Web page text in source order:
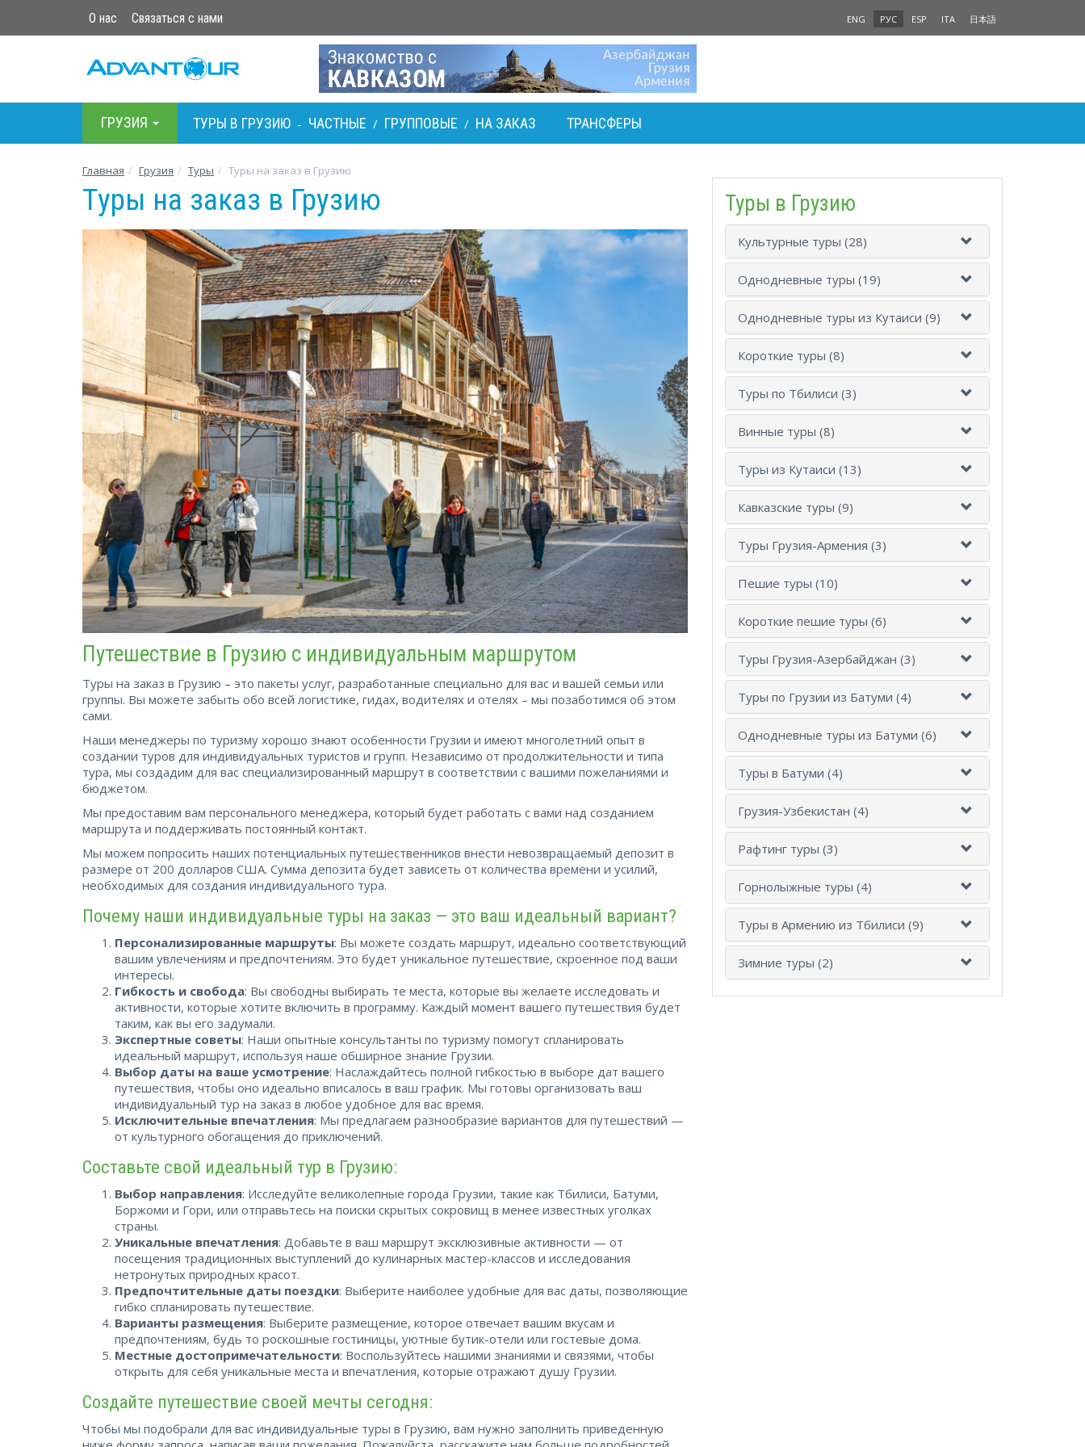
О нас Связаться с нами ENG РУС ESP ITA 日本語
ГРУЗИЯ ТУРЫ В ГРУЗИЮ - ЧАСТНЫЕ / ГРУППОВЫЕ / НА ЗАКАЗ ТРАНСФЕРЫ
Главная Грузия Туры Туры на заказ в Грузию
Туры на заказ в Грузию
Путешествие в Грузию с индивидуальным маршрутом
Туры на заказ в Грузию – это пакеты услуг, разработанные специально для вас и вашей семьи или
группы. Вы можете забыть обо всей логистике, гидах, водителях и отелях – мы позаботимся об этом
сами.
Наши менеджеры по туризму хорошо знают особенности Грузии и имеют многолетний опыт в
создании туров для индивидуальных туристов и групп. Независимо от продолжительности и типа
тура, мы создадим для вас специализированный маршрут в соответствии с вашими пожеланиями и
бюджетом.
Мы предоставим вам персонального менеджера, который будет работать с вами над созданием
маршрута и поддерживать постоянный контакт.
Мы можем попросить наших потенциальных путешественников внести невозвращаемый депозит в
размере от 200 долларов США. Сумма депозита будет зависеть от количества времени и усилий,
необходимых для создания индивидуального тура.
Почему наши индивидуальные туры на заказ — это ваш идеальный вариант?
Персонализированные маршруты: Вы можете создать маршрут, идеально соответствующий
вашим увлечениям и предпочтениям. Это будет уникальное путешествие, скроенное под ваши
интересы.
Гибкость и свобода: Вы свободны выбирать те места, которые вы желаете исследовать и
активности, которые хотите включить в программу. Каждый момент вашего путешествия будет
таким, как вы его задумали.
Экспертные советы: Наши опытные консультанты по туризму помогут спланировать
идеальный маршрут, используя наше обширное знание Грузии.
Выбор даты на ваше усмотрение: Наслаждайтесь полной гибкостью в выборе дат вашего
путешествия, чтобы оно идеально вписалось в ваш график. Мы готовы организовать ваш
индивидуальный тур на заказ в любое удобное для вас время.
Исключительные впечатления: Мы предлагаем разнообразие вариантов для путешествий —
от культурного обогащения до приключений.
Составьте свой идеальный тур в Грузию:
Выбор направления: Исследуйте великолепные города Грузии, такие как Тбилиси, Батуми,
Боржоми и Гори, или отправьтесь на поиски скрытых сокровищ в менее известных уголках
страны.
Уникальные впечатления: Добавьте в ваш маршрут эксклюзивные активности — от
посещения традиционных выступлений до кулинарных мастер-классов и исследования
нетронутых природных красот.
Предпочтительные даты поездки: Выберите наиболее удобные для вас даты, позволяющие
гибко спланировать путешествие.
Варианты размещения: Выберите размещение, которое отвечает вашим вкусам и
предпочтениям, будь то роскошные гостиницы, уютные бутик-отели или гостевые дома.
Местные достопримечательности: Воспользуйтесь нашими знаниями и связями, чтобы
открыть для себя уникальные места и впечатления, которые отражают душу Грузии.
Создайте путешествие своей мечты сегодня:
Чтобы мы подобрали для вас индивидуальные туры в Грузию, вам нужно заполнить приведенную
Туры в Грузию
Культурные туры (28)
Однодневные туры (19)
Однодневные туры из Кутаиси (9)
Короткие туры (8)
Туры по Тбилиси (3)
Винные туры (8)
Туры из Кутаиси (13)
Кавказские туры (9)
Туры Грузия-Армения (3)
Пешие туры (10)
Короткие пешие туры (6)
Туры Грузия-Азербайджан (3)
Туры по Грузии из Батуми (4)
Однодневные туры из Батуми (6)
Туры в Батуми (4)
Грузия-Узбекистан (4)
Рафтинг туры (3)
Горнолыжные туры (4)
Туры в Армению из Тбилиси (9)
Зимние туры (2)